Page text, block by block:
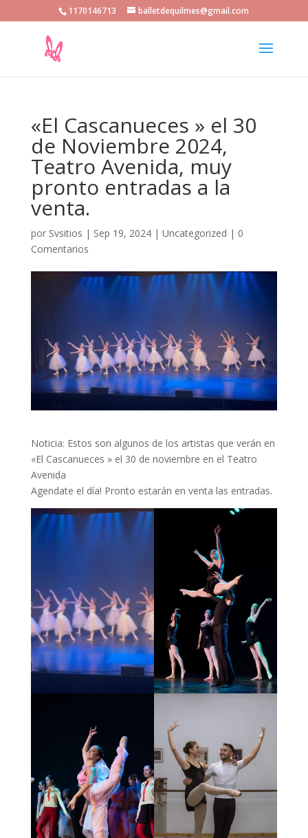
1170146713 balletdequilmes@gmail.com
«El Cascanueces » el 30
de Noviembre 2024,
Teatro Avenida, muy
pronto entradas a la
venta.
por Svsitios | Sep 19, 2024| Uncategorized | 0
Comentarios
Noticia: Estos son algunos de los artistas que verán en
«El Cascanueces » el 30 de noviembre en el Teatro
Avenida
Agendate el día! Pronto estarán en venta las entradas.